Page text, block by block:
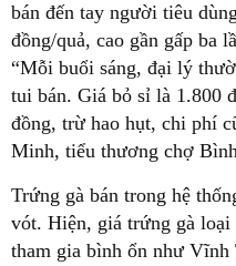
bán đến tay người tiêu
đồng/quả, cao gần gấp ba
“Mỗi buổi sáng, đại lý
tui bán. Giá bỏ sỉ là 1.800
đồng, trừ hao hụt, chi phí
Minh, tiểu thương chợ
Trứng gà bán trong hệ
vót. Hiện, giá trứng gà loại
tham gia bình ổn như